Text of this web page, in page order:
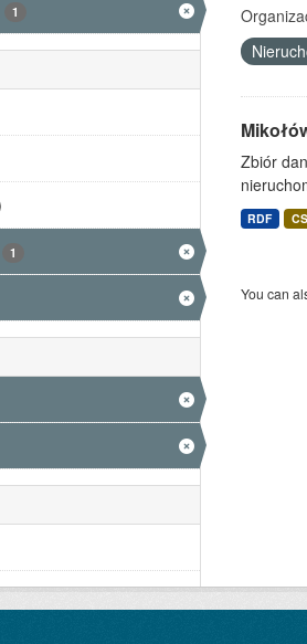
1
1
Zbiór
RDF
You can